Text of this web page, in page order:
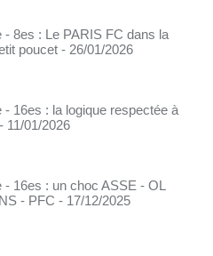
- 8es : Le PARIS FC dans la
poucet - 26/01/2026
- 16es : la logique respectée à
- 11/01/2026
16es : un choc ASSE - OL
- PFC - 17/12/2025